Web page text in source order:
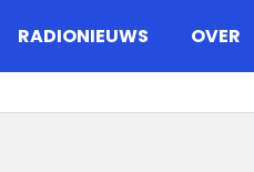
RADIONIEUWS OVER